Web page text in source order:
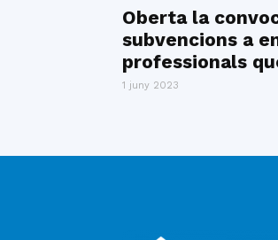
Oberta la
subvencions a
professionals
1 juny 2023